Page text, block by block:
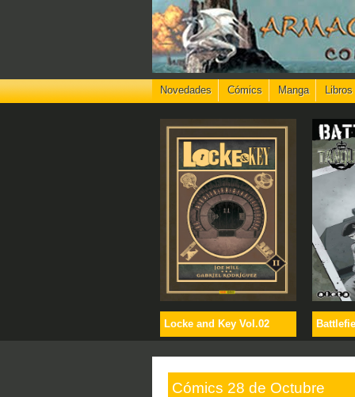
Novedades Cómics Manga Libros
Locke and Key Vol.02
Cómics 28 de Octubre